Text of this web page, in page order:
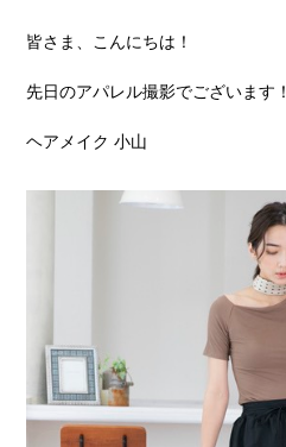
皆さま、こんにちは！
先日のアパレル撮影でございます！
ヘアメイク 小山